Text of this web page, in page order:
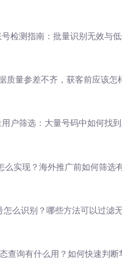
检测指南：批量识别无效与
质量参差不齐，获客前应该怎
户筛选：大量号码中如何找
么实现？海外推广前如何筛选
怎么识别？哪些方法可以过滤
查询有什么用？如何快速判